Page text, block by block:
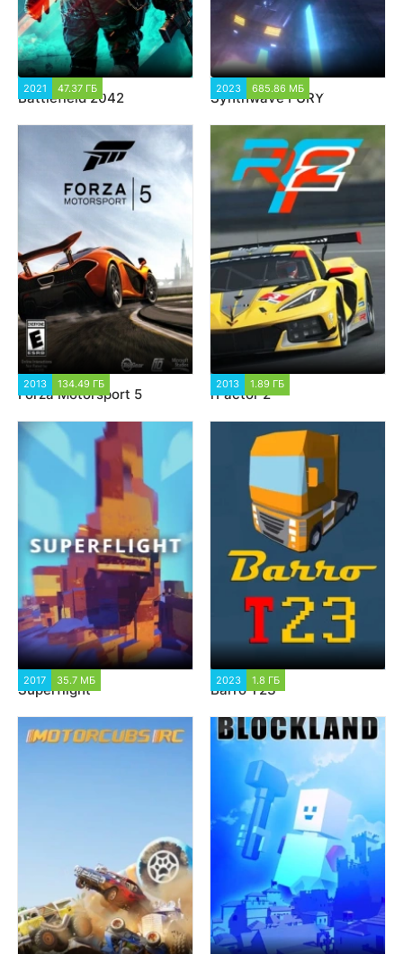
2021 47.37 ГБ
Battlefield 2042
2023 685.86 МБ
Synthwave FURY
2013 134.49 ГБ
Forza Motorsport 5
2013 1.89 ГБ
rFactor 2
2017 35.7 МБ
Superflight
2023 1.8 ГБ
Barro T23